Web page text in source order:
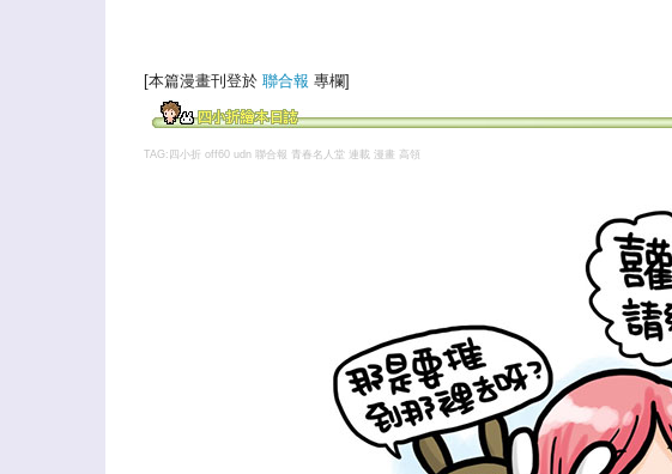
[本篇漫畫刊登於 聯合報 專欄]
TAG:四小折 off60 udn 聯合報 青春名人堂 連載 漫畫 高領